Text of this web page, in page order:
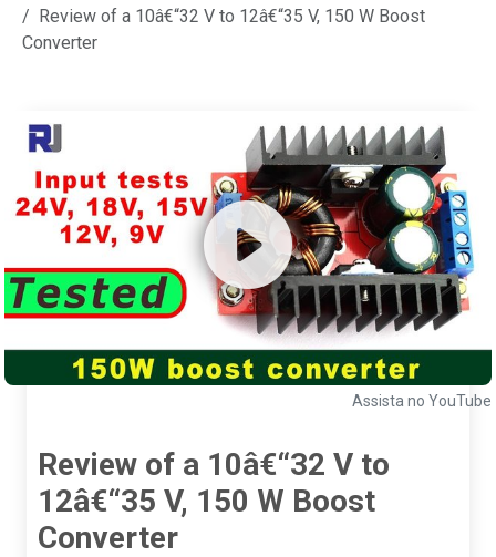
Review of a 10â€“32 V to 12â€“35 V, 150 W Boost
Converter
Assista no YouTube
Review of a 10â€“32 V to
12â€“35 V, 150 W Boost
Converter